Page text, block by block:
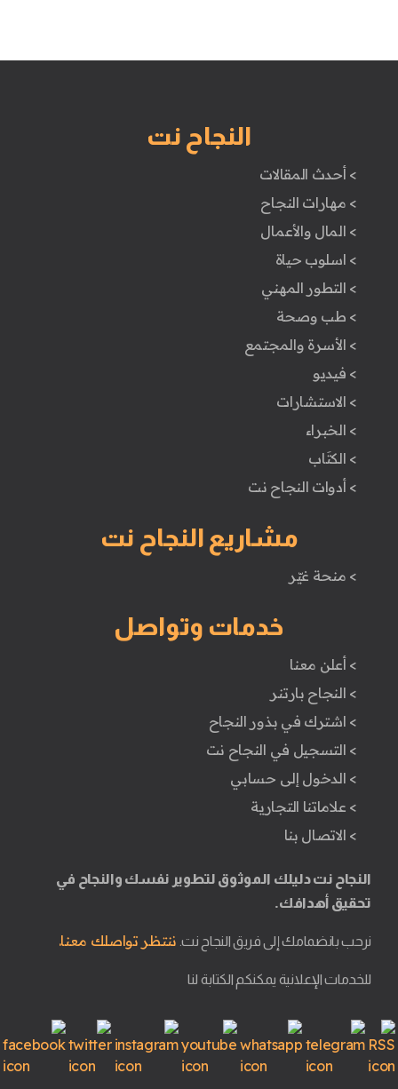
النجاح نت
> أحدث المقالات
> مهارات النجاح
> المال والأعمال
> اسلوب حياة
> التطور المهني
> طب وصحة
> الأسرة والمجتمع
> فيديو
> الاستشارات
> الخبراء
> الكتَاب
> أدوات النجاح نت
مشاريع النجاح نت
> منحة غيّر
خدمات وتواصل
> أعلن معنا
> النجاح بارتنر
> اشترك في بذور النجاح
> التسجيل في النجاح نت
> الدخول إلى حسابي
> علاماتنا التجارية
> الاتصال بنا
النجاح نت دليلك الموثوق لتطوير نفسك والنجاح في
تحقيق أهدافك.
نرحب بانضمامك إلى فريق النجاح نت. ننتظر تواصلك معنا.
للخدمات الإعلانية يمكنكم الكتابة لنا